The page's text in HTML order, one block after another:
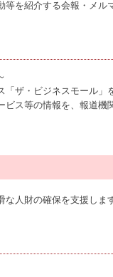
を紹介する会報・メル
ザ・ビジネスモール
ス等の情報を、報道機
人財の確保を支援しま